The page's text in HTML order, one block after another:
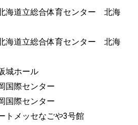
海道立総合体育センター 北海
海道立総合体育センター 北海
城ホール
国際センター
国際センター
トメッセなごや3号館